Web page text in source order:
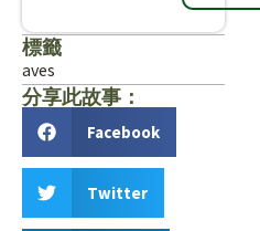
標籤
aves
分享此故事：
Facebook
Twitter